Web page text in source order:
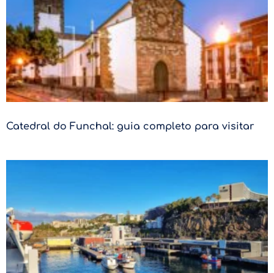
Catedral do Funchal: guia completo para visitar